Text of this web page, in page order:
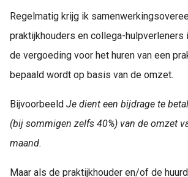
Regelmatig krijg ik
praktijkhouders en collega-hulpverleners
de vergoeding voor het huren van een
bepaald wordt op basis van de omzet.
Bijvoorbeeld Je dient een bijdrage te
(bij sommigen zelfs 40%) van de omzet
maand.
Maar als de praktijkhouder en/of de
worden
om
te
van
op